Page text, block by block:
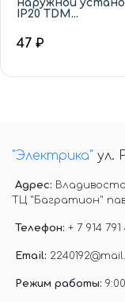
наружной
IP20 TDM...
47 ₽
"Электрика" ул.
Адрес:
ТЦ "Багратион"
Телефон: + 7 914
Email:
Режим работы: